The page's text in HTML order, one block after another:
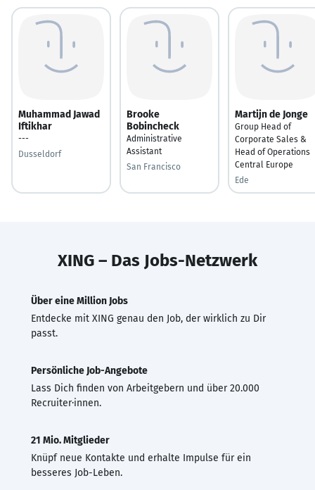
Muhammad Jawad
Iftikhar
---
Dusseldorf
Brooke
Bobincheck
Administrative
Assistant
San Francisco
Martijn de Jonge
Group Head of
Corporate Sales &
Head of Operations
Central Europe
Ede
XING – Das Jobs-Netzwerk
Über eine Million Jobs
Entdecke mit XING genau den Job, der wirklich zu Dir
passt.
Persönliche Job-Angebote
Lass Dich finden von Arbeitgebern und über 20.000
Recruiter·innen.
21 Mio. Mitglieder
Knüpf neue Kontakte und erhalte Impulse für ein
besseres Job-Leben.